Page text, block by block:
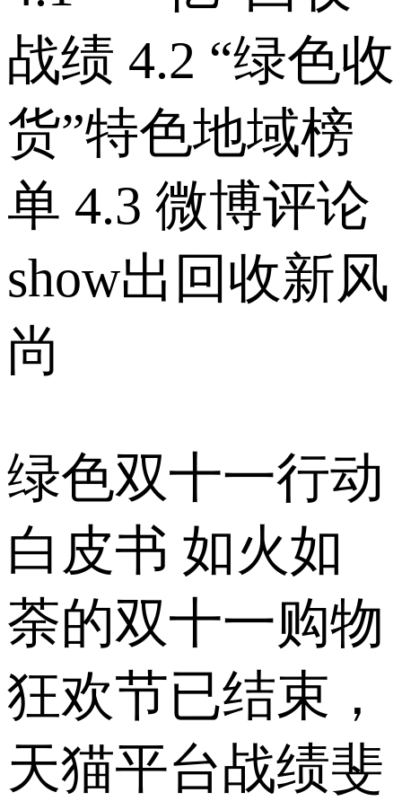
战绩 4.2 “绿色收
货”特色地域榜
单 4.3 微博评论
show出回收新风
尚
绿色双十一行动
白皮书 如火如
荼的双十一购物
狂欢节已结束，
天猫平台战绩斐